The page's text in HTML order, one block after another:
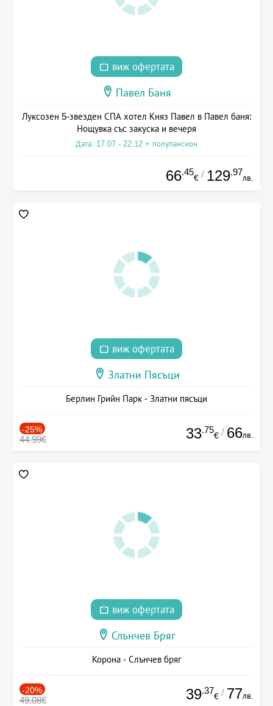
виж офертата
Павел Баня
Луксозен 5-звезден СПА хотел Княз Павел в Павел баня:
Нощувка със закуска и вечеря
Дата: 17.07 - 22.12 + полупансион
66.45
€ / 129.97
лв.
виж офертата
Златни Пясъци
Берлин Грийн Парк - Златни пясъци
-25%
44.99€ 33.75
€ / 66лв.
виж офертата
Слънчев Бряг
Корона - Слънчев бряг
-20%
49.08€ 39.37
€ / 77лв.